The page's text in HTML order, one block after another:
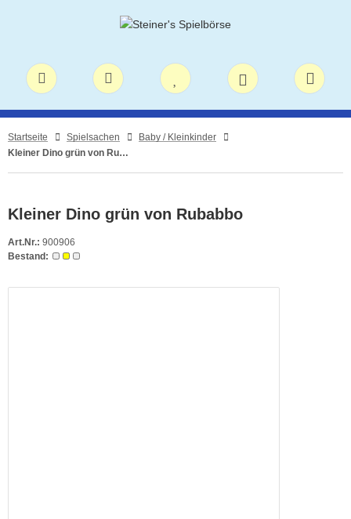
Startseite Spielsachen
Baby / Kleinkinder
Kleiner Dino grün von Rubabbo
Kleiner Dino grün von Rubabbo
Art.Nr.: 900906
Bestand: